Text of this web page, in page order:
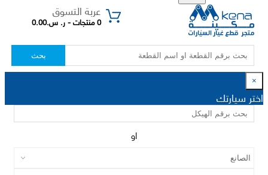
عربة التسوق
0 منتجات - ر. س.0.00
بحث
×
اختر سيارتك
او